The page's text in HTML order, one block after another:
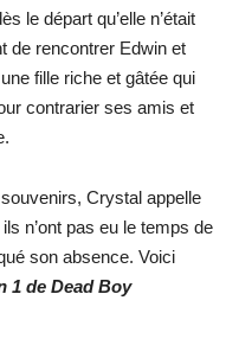
le départ qu’elle n’était
de rencontrer Edwin et
fille riche et gâtée qui
contrarier ses amis et
Crystal appelle
n’ont pas eu le temps de
son absence. Voici
1 de Dead Boy